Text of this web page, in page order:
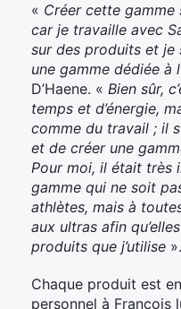
« Créer cette
car je travaille avec
sur des produits et je
une gamme dédiée à
D’Haene. « Bien sûr,
temps et d’énergie,
comme du travail ; il
et de créer une
Pour moi, il était très
gamme qui ne soit
athlètes, mais à
aux ultras afin
produits que j’utilise ».
Chaque produit est
personnel à François